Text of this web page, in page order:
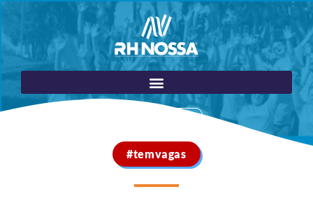
#temvagas